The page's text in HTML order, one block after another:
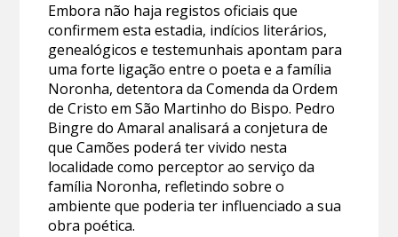
Embora não haja registos oficiais que
confirmem esta estadia, indícios literários,
genealógicos e testemunhais apontam para
uma forte ligação entre o poeta e a família
Noronha, detentora da Comenda da Ordem
de Cristo em São Martinho do Bispo. Pedro
Bingre do Amaral analisará a conjetura de
que Camões poderá ter vivido nesta
localidade como perceptor ao serviço da
família Noronha, refletindo sobre o
ambiente que poderia ter influenciado a sua
obra poética.